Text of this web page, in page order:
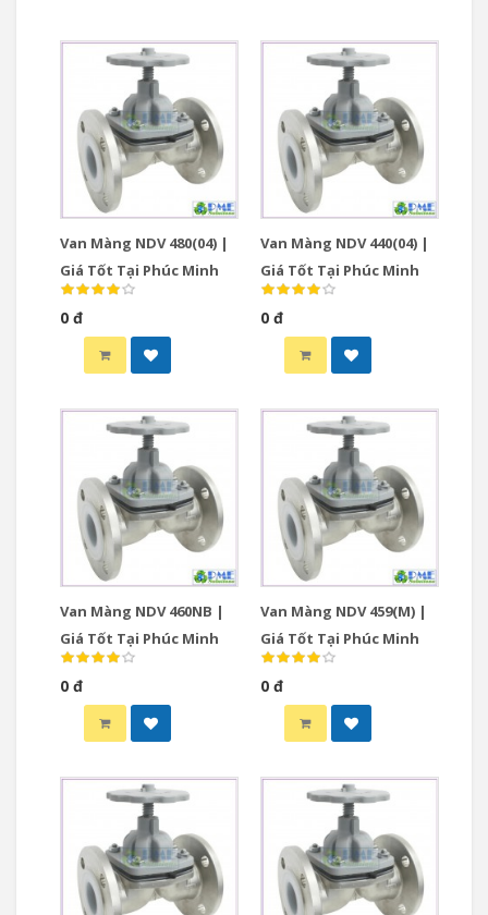
Van Màng NDV 480(04) |
Giá Tốt Tại Phúc Minh
0 đ
Van Màng NDV 440(04) |
Giá Tốt Tại Phúc Minh
0 đ
Van Màng NDV 460NB |
Giá Tốt Tại Phúc Minh
0 đ
Van Màng NDV 459(M) |
Giá Tốt Tại Phúc Minh
0 đ